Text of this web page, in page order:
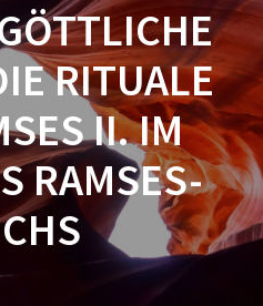
RITUALE
II. IM
RAMSES-